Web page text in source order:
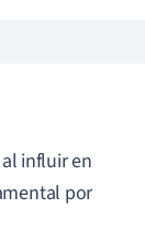
influir en
por